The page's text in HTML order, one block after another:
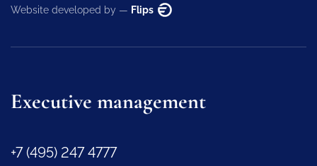
Website developed by — Flips
Executive management
+7 (495) 247 4777